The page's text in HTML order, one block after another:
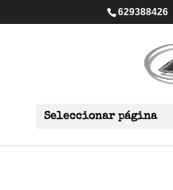
629388426
Seleccionar página